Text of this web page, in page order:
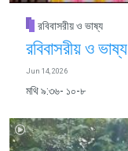
রবিবাসরীয় ও ভাষ্য
রবিবাসরীয় ও ভাষ্য
Jun 14, 2026
মথি ৯:৩৬- ১০-৮